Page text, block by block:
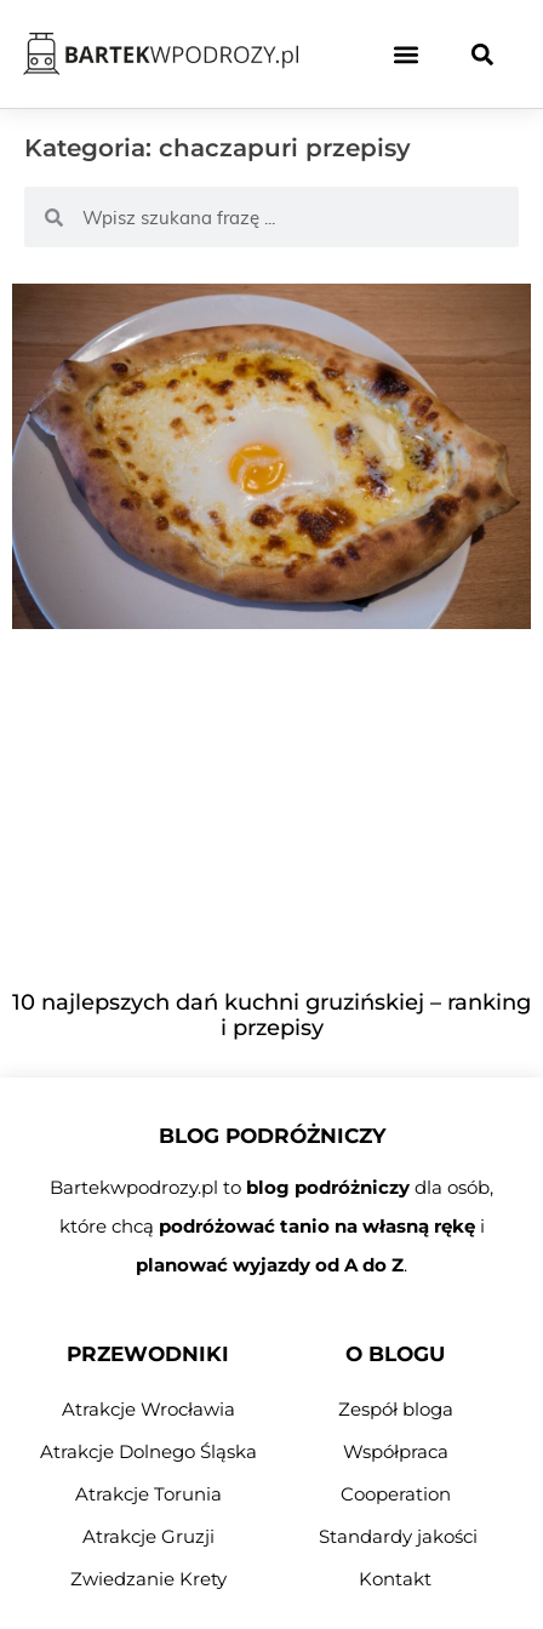
Kategoria: chaczapuri przepisy
10 najlepszych dań kuchni gruzińskiej – ranking
i przepisy
BLOG PODRÓŻNICZY
Bartekwpodrozy.pl to blog podróżniczy dla osób,
które chcą podróżować tanio na własną rękęi
planować wyjazdy od A do Z.
PRZEWODNIKI
Atrakcje Wrocławia
Atrakcje Dolnego Śląska
Atrakcje Torunia
Atrakcje Gruzji
Zwiedzanie Krety
O BLOGU
Zespół bloga
Współpraca
Cooperation
Standardy jakości
Kontakt